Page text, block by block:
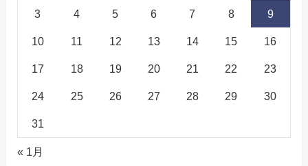
3 4 5 6 7 8 9
10 11 12 13 14 15 16
17 18 19 20 21 22 23
24 25 26 27 28 29 30
31
« 1月